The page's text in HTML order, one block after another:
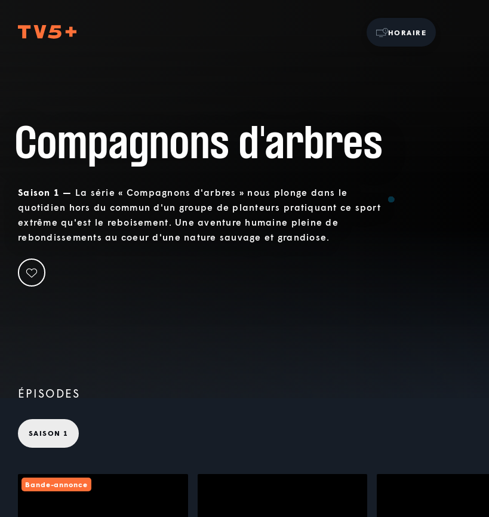
HORAIRE
Compagnons d'arbres
Saison 1 — La série « Compagnons d'arbres » nous plonge dans le
quotidien hors du commun d'un groupe de planteurs pratiquant ce sport
extrême qu'est le reboisement. Une aventure humaine pleine de
rebondissements au coeur d'une nature sauvage et grandiose.
ÉPISODES
SAISON 1
Bande-annonce